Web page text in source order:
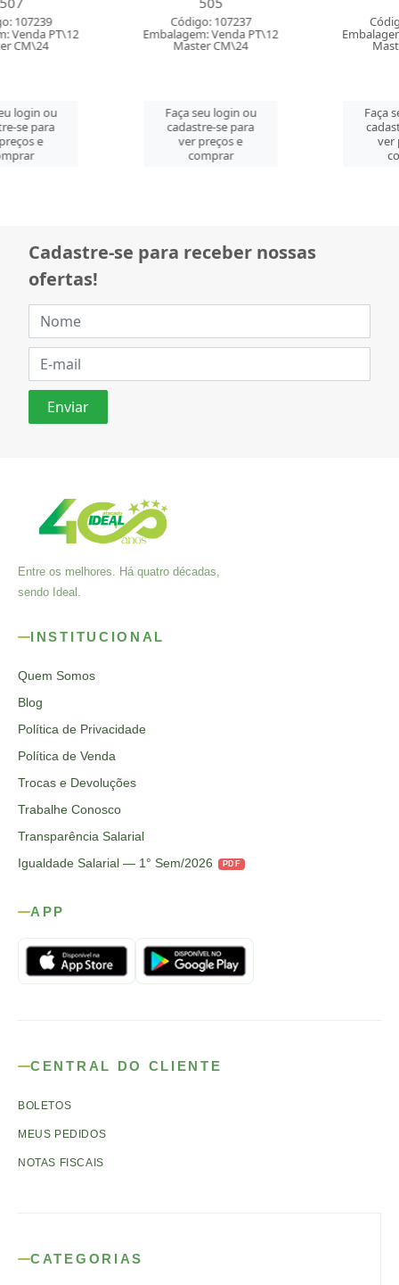
Embalagem: Venda PT\12
Faça seu login ou
Embalagem: Venda PT\12
Faça seu login ou
Cadastre-se para receber nossas
ofertas!
Entre os melhores. Há quatro décadas,
sendo Ideal.
INSTITUCIONAL
Quem Somos
Blog
Política de Privacidade
Política de Venda
Trocas e Devoluções
Trabalhe Conosco
Transparência Salarial
Igualdade Salarial — 1° Sem/2026
PDF
APP
CENTRAL DO CLIENTE
BOLETOS
MEUS PEDIDOS
NOTAS FISCAIS
CATEGORIAS